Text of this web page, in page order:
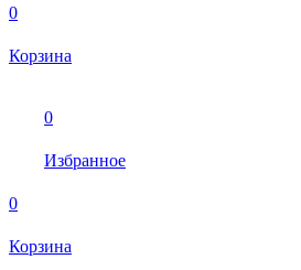
0
Корзина
0
Избранное
0
Корзина